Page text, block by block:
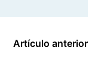
Artículo anterior